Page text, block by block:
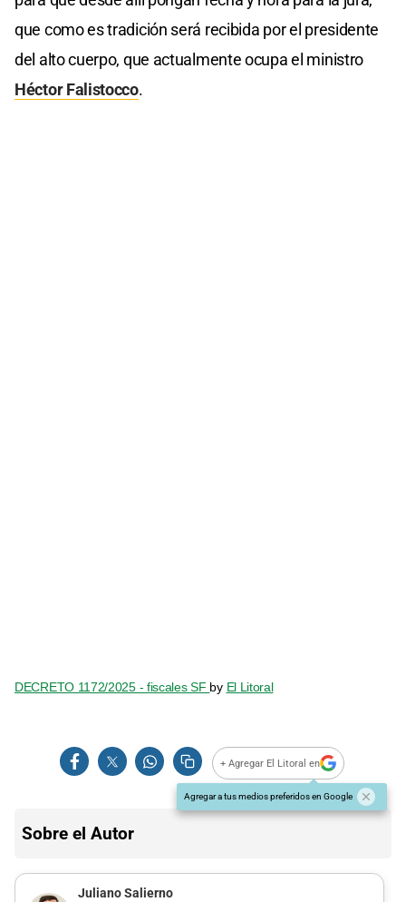
que como es tradición será recibida por el presidente
del alto cuerpo, que actualmente ocupa el ministro
Héctor Falistocco.
DECRETO 1172/2025 - fiscales SF by El Litoral
+ Agregar El Litoral en
Agregar a tus medios preferidos en Google
Sobre el Autor
Juliano Salierno